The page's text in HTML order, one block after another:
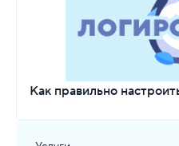
Как правильно